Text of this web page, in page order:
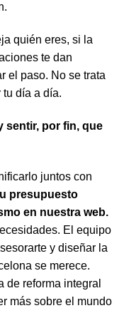
quién eres, si la
te dan
el paso. No se trata
tu día a día.
sentir, por fin, que
juntos con
presupuesto
en nuestra web.
El equipo
y diseñar la
se merece.
de reforma integral
más sobre el mundo